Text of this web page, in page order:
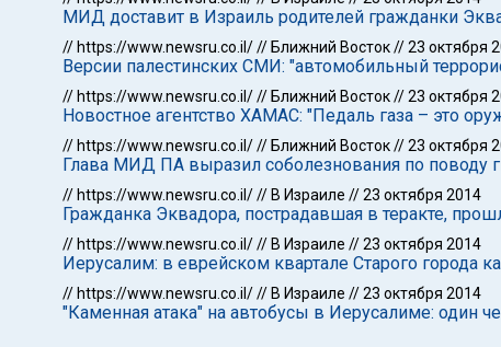
МИД доставит в Израиль родителей гражданки
// https://www.newsru.co.il/// Ближний Восток//23 октября
Версии палестинских СМИ: "автомобильный
// https://www.newsru.co.il/// Ближний Восток//23 октября
Новостное агентство ХАМАС: "Педаль газа – это
// https://www.newsru.co.il/// Ближний Восток//23 октября
Глава МИД ПА выразил соболезнования по поводу
// https://www.newsru.co.il/// В Израиле //23 октября 2014
Гражданка Эквадора, пострадавшая в теракте,
// https://www.newsru.co.il/// В Израиле //23 октября 2014
Иерусалим: в еврейском квартале Старого города
// https://www.newsru.co.il/// В Израиле //23 октября 2014
"Каменная атака" на автобусы в Иерусалиме: один